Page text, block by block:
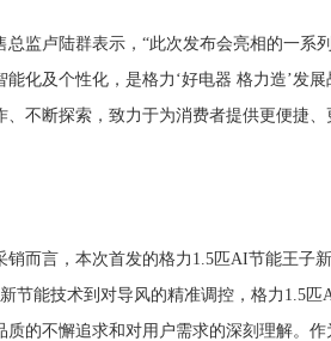
监卢陆群表示，“此次发布会亮相的一系
化及个性化，是格力‘好电器 格力造’发展
不断探索，致力于为消费者提供更便捷、
而言，本次首发的格力1.5匹AI节能王子
节能技术到对导风的精准调控，格力1.5匹
的不懈追求和对用户需求的深刻理解。作